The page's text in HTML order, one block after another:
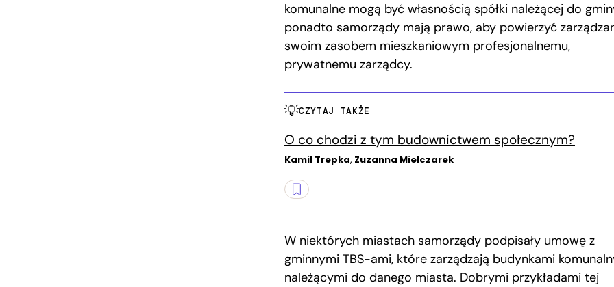
komunalne mogą być własnością spółki należącej do
ponadto samorządy mają prawo, aby powierzyć
swoim zasobem mieszkaniowym profesjonalnemu,
prywatnemu zarządcy.
CZYTAJ TAKŻE
O co chodzi z tym budownictwem społecznym?
Kamil Trepka, Zuzanna Mielczarek
W niektórych miastach samorządy podpisały umowę z
gminnymi TBS-ami, które zarządzają budynkami
należącymi do danego miasta. Dobrymi przykładami tej